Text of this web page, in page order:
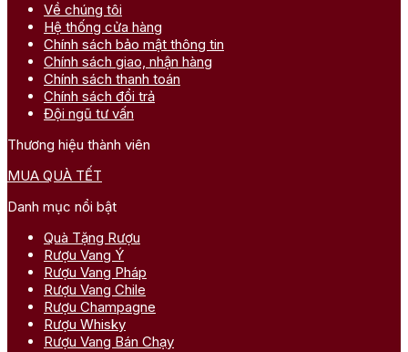
Về chúng tôi
Hệ thống cửa hàng
Chính sách bảo mật thông tin
Chính sách giao, nhận hàng
Chính sách thanh toán
Chính sách đổi trả
Đội ngũ tư vấn
Thương hiệu thành viên
MUA QUÀ TẾT
Danh mục nổi bật
Quà Tặng Rượu
Rượu Vang Ý
Rượu Vang Pháp
Rượu Vang Chile
Rượu Champagne
Rượu Whisky
Rượu Vang Bán Chạy